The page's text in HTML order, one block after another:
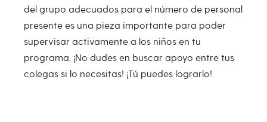
del grupo adecuados para el número de personal
presente es una pieza importante para poder
supervisar activamente a los niños en tu
programa. ¡No dudes en buscar apoyo entre tus
colegas si lo necesitas! ¡Tú puedes lograrlo!